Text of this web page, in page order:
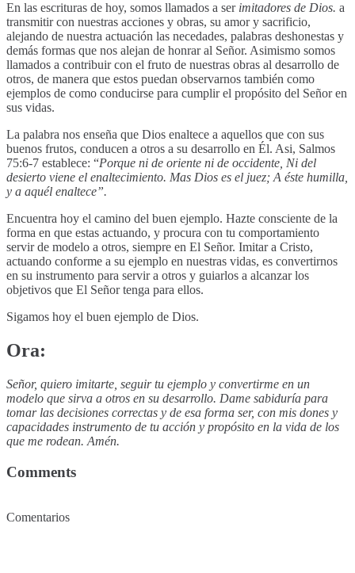
En las escrituras de hoy, somos llamados a ser imitadores de Dios. a
transmitir con nuestras acciones y obras, su amor y sacrificio,
alejando de nuestra actuación las necedades, palabras deshonestas y
demás formas que nos alejan de honrar al Señor. Asimismo somos
llamados a contribuir con el fruto de nuestras obras al desarrollo de
otros, de manera que estos puedan observarnos también como
ejemplos de como conducirse para cumplir el propósito del Señor en
sus vidas.
La palabra nos enseña que Dios enaltece a aquellos que con sus
buenos frutos, conducen a otros a su desarrollo en Él. Asi, Salmos
75:6-7 establece: “Porque ni de oriente ni de occidente, Ni del
desierto viene el enaltecimiento. Mas Dios es el juez; A éste humilla,
y a aquél enaltece”.
Encuentra hoy el camino del buen ejemplo. Hazte consciente de la
forma en que estas actuando, y procura con tu comportamiento
servir de modelo a otros, siempre en El Señor. Imitar a Cristo,
actuando conforme a su ejemplo en nuestras vidas, es convertirnos
en su instrumento para servir a otros y guiarlos a alcanzar los
objetivos que El Señor tenga para ellos.
Sigamos hoy el buen ejemplo de Dios.
Ora:
Señor, quiero imitarte, seguir tu ejemplo y convertirme en un
modelo que sirva a otros en su desarrollo. Dame sabiduría para
tomar las decisiones correctas y de esa forma ser, con mis dones y
capacidades instrumento de tu acción y propósito en la vida de los
que me rodean. Amén.
Comments
Comentarios